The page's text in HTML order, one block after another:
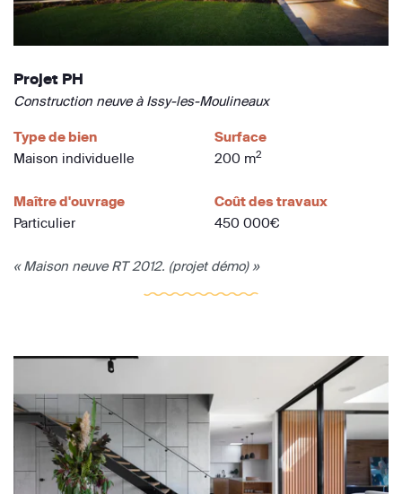
Projet PH
Construction neuve à Issy-les-Moulineaux
Type de bien
Maison individuelle
Surface
200 m2
Maître d'ouvrage
Particulier
Coût des travaux
450 000€
« Maison neuve RT 2012. (projet démo) »